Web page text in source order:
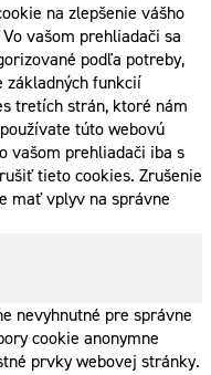
na zlepšenie vášho
vašom prehliadači sa
podľa potreby,
základných funkcií
tretích strán, ktoré nám
túto webovú
vašom prehliadači iba s
tieto cookies. Zrušenie
mať vplyv na správne
nevyhnutné pre správne
cookie anonymne
prvky webovej stránky.